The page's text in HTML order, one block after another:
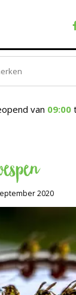
van 09:00
2020